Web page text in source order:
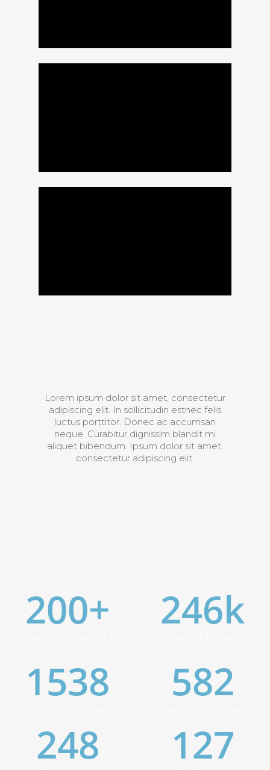
Lorem ipsum dolor sit amet, consectetur
adipiscing elit. In sollicitudin estnec felis
luctus porttitor. Donec ac accumsan
neque. Curabitur dignissim blandit mi
aliquet bibendum. Ipsum dolor sit amet,
consectetur adipiscing elit.
200+ 246k
1538 582
248 127